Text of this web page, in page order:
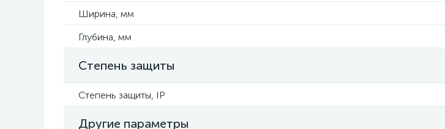
Ширина, мм
Глубина, мм
Степень защиты
Степень защиты, IP
Другие параметры